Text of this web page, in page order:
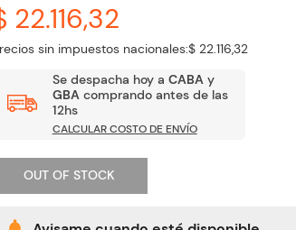
22.116,32
sin impuestos nacionales:$ 22.116,32
Se despacha hoy a CABAy
GBAcomprando antes de las
12hs
CALCULAR COSTO DE ENVÍO
OUT OF STOCK